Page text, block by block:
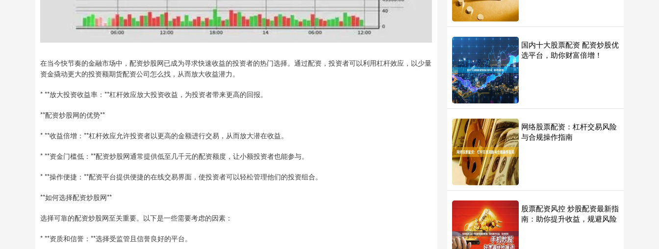
在当今快节奏的金融市场中，配资炒股网已成为寻求快速收益的投资者的热门选择。通过配资，投资者可以利用杠杆效应，以少量
资金撬动更大的投资额期货配资公司怎么找，从而放大收益潜力。
* **放大投资收益率：**杠杆效应放大投资收益，为投资者带来更高的回报。
**配资炒股网的优势**
* **收益倍增：**杠杆效应允许投资者以更高的金额进行交易，从而放大潜在收益。
* **资金门槛低：**配资炒股网通常提供低至几千元的配资额度，让小额投资者也能参与。
* **操作便捷：**配资平台提供便捷的在线交易界面，使投资者可以轻松管理他们的投资组合。
**如何选择配资炒股网**
选择可靠的配资炒股网至关重要。以下是一些需要考虑的因素：
* **资质和信誉：**选择受监管且信誉良好的平台。
国内十大股票配资 配资炒股优
选平台，助你财富倍增！
网络股票配资：杠杆交易风险
与合规操作指南
股票配资风控 炒股配资最新指
南：助你提升收益，规避风险